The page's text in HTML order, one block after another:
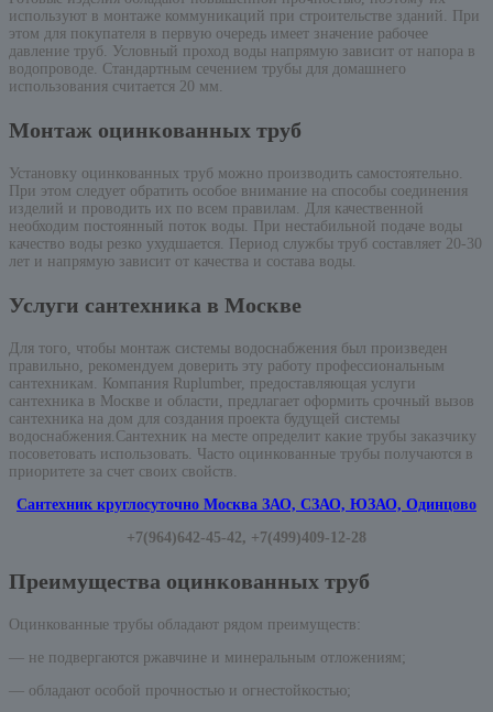
используют в монтаже коммуникаций при строительстве зданий. При
этом для покупателя в первую очередь имеет значение рабочее
давление труб. Условный проход воды напрямую зависит от напора в
водопроводе. Стандартным сечением трубы для домашнего
использования считается 20 мм.
Монтаж оцинкованных труб
Установку оцинкованных труб можно производить самостоятельно.
При этом следует обратить особое внимание на способы соединения
изделий и проводить их по всем правилам. Для качественной
необходим постоянный поток воды. При нестабильной подаче воды
качество воды резко ухудшается. Период службы труб составляет 20-30
лет и напрямую зависит от качества и состава воды.
Услуги сантехника в Москве
Для того, чтобы монтаж системы водоснабжения был произведен
правильно, рекомендуем доверить эту работу профессиональным
сантехникам. Компания Ruplumber, предоставляющая услуги
сантехника в Москве и области, предлагает оформить срочный вызов
сантехника на дом для создания проекта будущей системы
водоснабжения.Сантехник на месте определит какие трубы заказчику
посоветовать использовать. Часто оцинкованные трубы получаются в
приоритете за счет своих свойств.
Сантехник круглосуточно Москва ЗАО, СЗАО, ЮЗАО, Одинцово
+7(964)642-45-42, +7(499)409-12-28
Преимущества оцинкованных труб
Оцинкованные трубы обладают рядом преимуществ:
— не подвергаются ржавчине и минеральным отложениям;
— обладают особой прочностью и огнестойкостью;